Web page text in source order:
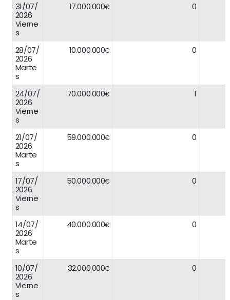
31/07/
2026
Vierne
s
17.000.000€ 0
28/07/
2026
Marte
s
10.000.000€ 0
24/07/
2026
Vierne
s
70.000.000€ 1
21/07/
2026
Marte
s
59.000.000€ 0
17/07/
2026
Vierne
s
50.000.000€ 0
14/07/
2026
Marte
s
40.000.000€ 0
10/07/
2026
Vierne
s
32.000.000€ 0